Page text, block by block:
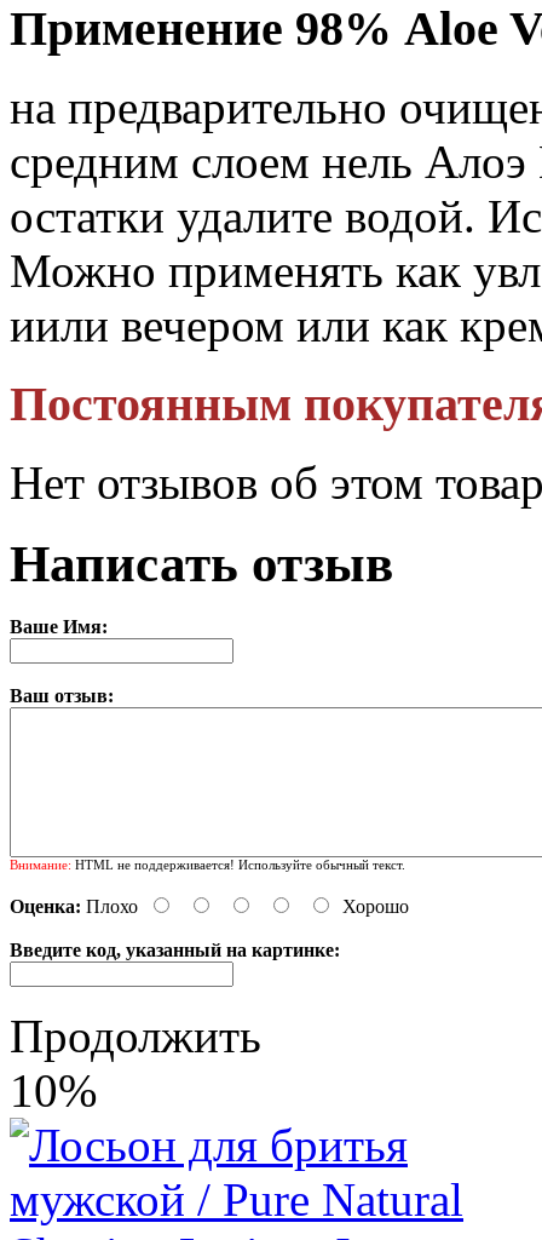
Применение 98% Aloe
на предварительно
средним слоем нель
остатки удалите водой.
Можно применять как
иили вечером или как
Постоянным
Нет отзывов об этом
Написать отзыв
Ваше Имя:
Ваш отзыв:
Внимание: HTML не поддерживается! Используйте обычный текст.
Оценка: Плохо Хорошо
Введите код, указанный на картинке:
Продолжить
10%